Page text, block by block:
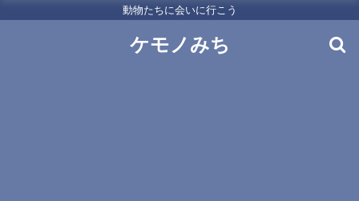
動物たちに会いに行こう
ケモノみち